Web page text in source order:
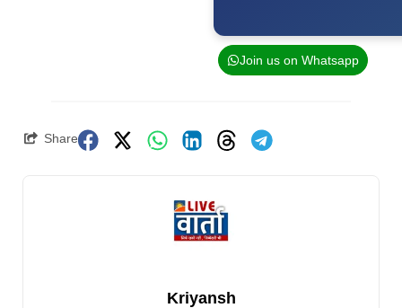
Join us on Whatsapp
Share
Kriyansh